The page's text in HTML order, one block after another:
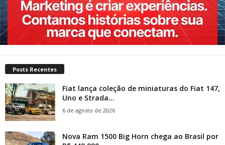
Posts Recentes
Fiat lança coleção de miniaturas do Fiat 147,
Uno e Strada...
6 de agosto de 2026
Nova Ram 1500 Big Horn chega ao Brasil por